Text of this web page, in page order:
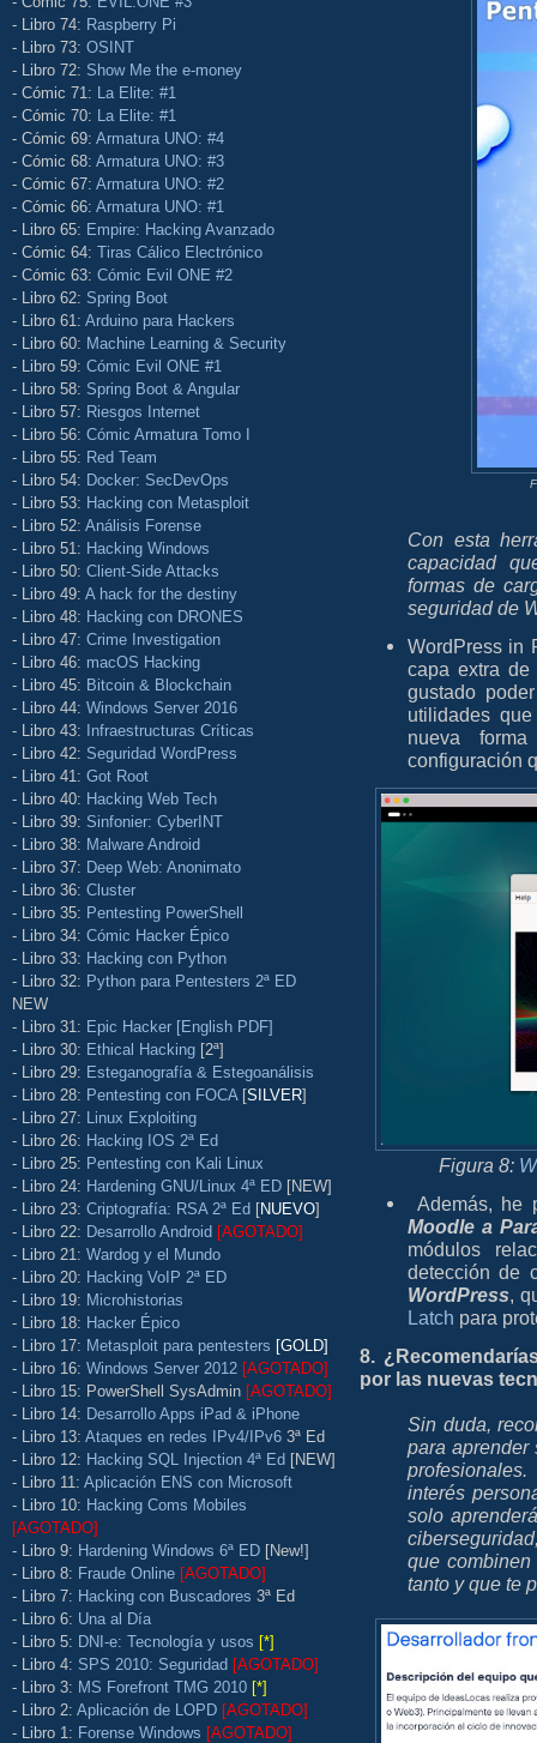
- Libro 74: Raspberry Pi
- Libro 73: OSINT
- Libro 72: Show Me the e-money
- Cómic 71: La Elite: #1
- Cómic 70: La Elite: #1
- Cómic 69: Armatura UNO: #4
- Cómic 68: Armatura UNO: #3
- Cómic 67: Armatura UNO: #2
- Cómic 66: Armatura UNO: #1
- Libro 65: Empire: Hacking Avanzado
- Cómic 64: Tiras Cálico Electrónico
- Cómic 63: Cómic Evil ONE #2
- Libro 62: Spring Boot
- Libro 61: Arduino para Hackers
- Libro 60: Machine Learning & Security
- Libro 59: Cómic Evil ONE #1
- Libro 58: Spring Boot & Angular
- Libro 57: Riesgos Internet
- Libro 56: Cómic Armatura Tomo I
- Libro 55: Red Team
- Libro 54: Docker: SecDevOps
- Libro 53: Hacking con Metasploit
- Libro 52: Análisis Forense
- Libro 51: Hacking Windows
- Libro 50: Client-Side Attacks
- Libro 49: A hack for the destiny
- Libro 48: Hacking con DRONES
- Libro 47: Crime Investigation
- Libro 46: macOS Hacking
- Libro 45: Bitcoin & Blockchain
- Libro 44: Windows Server 2016
- Libro 43: Infraestructuras Críticas
- Libro 42: Seguridad WordPress
- Libro 41: Got Root
- Libro 40: Hacking Web Tech
- Libro 39: Sinfonier: CyberINT
- Libro 38: Malware Android
- Libro 37: Deep Web: Anonimato
- Libro 36: Cluster
- Libro 35: Pentesting PowerShell
- Libro 34: Cómic Hacker Épico
- Libro 33: Hacking con Python
- Libro 32: Python para Pentesters 2ª ED
NEW
- Libro 31: Epic Hacker [English PDF]
- Libro 30: Ethical Hacking [2ª]
- Libro 29: Esteganografía & Estegoanálisis
- Libro 28: Pentesting con FOCA [SILVER]
- Libro 27: Linux Exploiting
- Libro 26: Hacking IOS 2ª Ed
- Libro 25: Pentesting con Kali Linux
- Libro 24: Hardening GNU/Linux 4ª ED [NEW]
- Libro 23: Criptografía: RSA 2ª Ed [NUEVO]
- Libro 22: Desarrollo Android [AGOTADO]
- Libro 21: Wardog y el Mundo
- Libro 20: Hacking VoIP 2ª ED
- Libro 19: Microhistorias
- Libro 18: Hacker Épico
- Libro 17: Metasploit para pentesters [GOLD]
- Libro 16: Windows Server 2012 [AGOTADO]
- Libro 15: PowerShell SysAdmin [AGOTADO]
- Libro 14: Desarrollo Apps iPad & iPhone
- Libro 13: Ataques en redes IPv4/IPv6 3ª Ed
- Libro 12: Hacking SQL Injection 4ª Ed [NEW]
- Libro 11: Aplicación ENS con Microsoft
- Libro 10: Hacking Coms Mobiles
[AGOTADO]
- Libro 9: Hardening Windows 6ª ED [New!]
- Libro 8: Fraude Online [AGOTADO]
- Libro 7: Hacking con Buscadores 3ª Ed
- Libro 6: Una al Día
- Libro 5: DNI-e: Tecnología y usos [*]
- Libro 4: SPS 2010: Seguridad [AGOTADO]
- Libro 3: MS Forefront TMG 2010 [*]
- Libro 2: Aplicación de LOPD [AGOTADO]
- Libro 1: Forense Windows [AGOTADO]
Con esta
capacidad
formas de
seguridad de
WordPress in
capa extra de
gustado
utilidades
nueva
configuración
Figura 8:
Además, he
Moodle a
módulos
detección de
WordPress ,
Latch para
8.
por las nuevas
Sin duda,
para aprender
interés
solo
que
tanto y que te